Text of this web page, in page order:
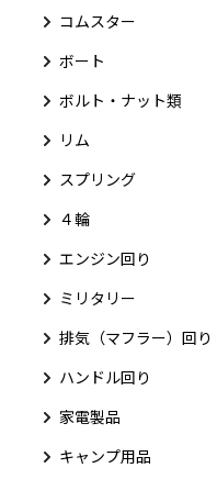
コムスター
ボート
ボルト・ナット類
リム
スプリング
４輪
エンジン回り
ミリタリー
排気（マフラー）回り
ハンドル回り
家電製品
キャンプ用品